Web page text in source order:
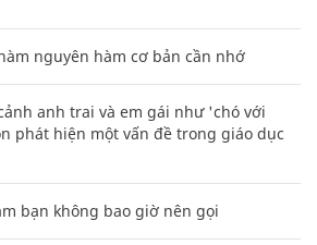
nguyên hàm cơ bản cần nhớ
anh trai và em gái như 'chó với
phát hiện một vấn đề trong giáo dục
bạn không bao giờ nên gọi